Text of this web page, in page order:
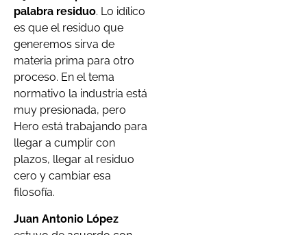
palabra residuo. Lo idílico
es que el residuo que
generemos sirva de
materia prima para otro
proceso. En el tema
normativo la industria está
muy presionada, pero
Hero está trabajando para
llegar a cumplir con
plazos, llegar al residuo
cero y cambiar esa
filosofía.
Juan Antonio López